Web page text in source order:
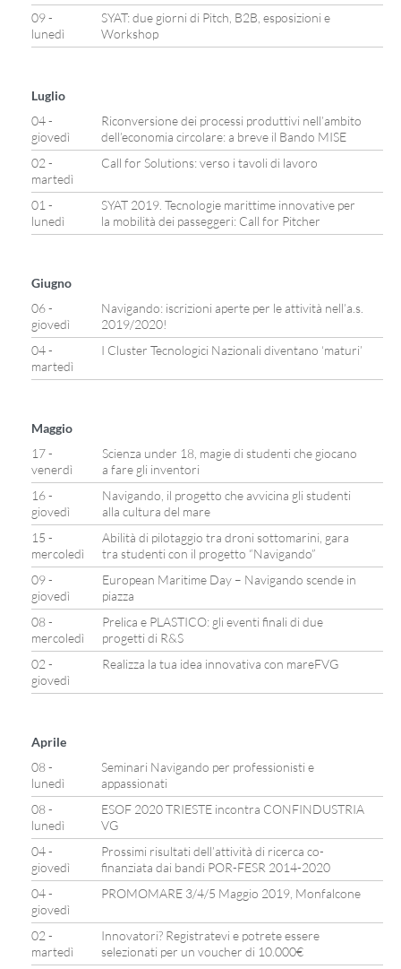
09 -
lunedì
SYAT: due giorni di Pitch, B2B, esposizioni e
Workshop
Luglio
04 -
giovedì
Riconversione dei processi produttivi nell’ambito
dell’economia circolare: a breve il Bando MISE
02 -
martedì
Call for Solutions: verso i tavoli di lavoro
01 -
lunedì
SYAT 2019. Tecnologie marittime innovative per
la mobilità dei passeggeri: Call for Pitcher
Giugno
06 -
giovedì
Navigando: iscrizioni aperte per le attività nell’a.s.
2019/2020!
04 -
martedì
I Cluster Tecnologici Nazionali diventano ‘maturi’
Maggio
17 -
venerdì
Scienza under 18, magie di studenti che giocano
a fare gli inventori
16 -
giovedì
Navigando, il progetto che avvicina gli studenti
alla cultura del mare
15 -
mercoledì
Abilità di pilotaggio tra droni sottomarini, gara
tra studenti con il progetto “Navigando”
09 -
giovedì
European Maritime Day – Navigando scende in
piazza
08 -
mercoledì
Prelica e PLASTICO: gli eventi finali di due
progetti di R&S
02 -
giovedì
Realizza la tua idea innovativa con mareFVG
Aprile
08 -
lunedì
Seminari Navigando per professionisti e
appassionati
08 -
lunedì
ESOF 2020 TRIESTE incontra CONFINDUSTRIA
VG
04 -
giovedì
Prossimi risultati dell’attività di ricerca co-
finanziata dai bandi POR-FESR 2014-2020
04 -
giovedì
PROMOMARE 3/4/5 Maggio 2019, Monfalcone
02 -
martedì
Innovatori? Registratevi e potrete essere
selezionati per un voucher di 10.000€